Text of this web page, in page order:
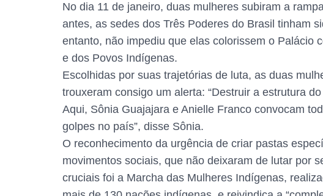
No dia 11 de janeiro, duas mulheres subiram a
antes, as sedes dos Três Poderes do Brasil tinham
entanto, não impediu que elas colorissem o Palácio
e dos Povos Indígenas.
Escolhidas por suas trajetórias de luta, as duas
trouxeram consigo um alerta: “Destruir a estrutura
Aqui, Sônia Guajajara e Anielle Franco convocam
golpes no país”, disse Sônia.
O reconhecimento da urgência de criar pastas
movimentos sociais, que não deixaram de lutar por
cruciais foi a Marcha das Mulheres Indígenas,